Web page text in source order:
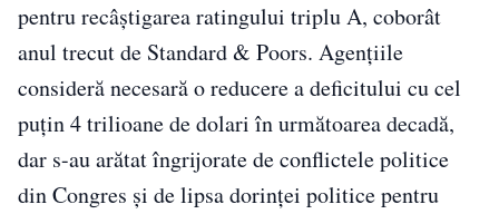
pentru recâştigarea ratingului triplu A, coborât
anul trecut de Standard & Poors. Agenţiile
consideră necesară o reducere a deficitului cu cel
puţin 4 trilioane de dolari în următoarea decadă,
dar s-au arătat îngrijorate de conflictele politice
din Congres şi de lipsa dorinţei politice pentru